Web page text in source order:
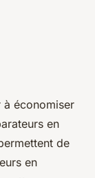
à économiser
en
de
en